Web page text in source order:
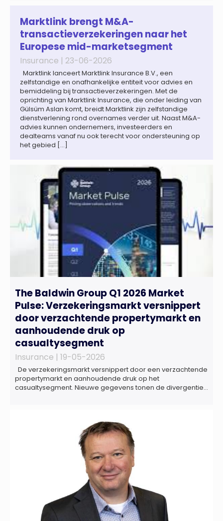
wereldwijd naar verwachting afnemen tot 1,3% in reële
termen in […]
Marktlink brengt M&A-
transactieverzekeringen naar het
Europese mid-marketsegment
Insurance | 23-06-2026
Marktlink lanceert Marktlink Insurance B.V., een
zelfstandige en onafhankelijke entiteit voor advies en
bemiddeling bij transactieverzekeringen. Met de
oprichting van Marktlink Insurance, die onder leiding van
Gülsüm Aslan komt, breidt Marktlink zijn zelfstandige
dienstverlening rond overnames verder uit. Naast M&A-
advies kunnen ondernemers, investeerders en
dealteams vanaf nu ook terecht voor ondersteuning op
het gebied […]
The Baldwin Group Q1 2026 Market
Pulse: Verzekeringsmarkt versnippert
door verzachtende propertymarkt en
aanhoudende druk op
casualtysegment
Insurance | 19-05-2026
De verzekeringsmarkt versnippert door een verzachtende
propertymarkt en aanhoudende druk op het
casualtysegment. Nieuwe gegevens tonen de divergentie
het Market Pulse Report voor het eerste kwartaal van 2026
De bedrijfsmatige […]